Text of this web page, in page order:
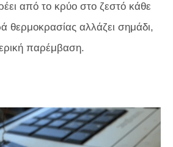
από το κρύο στο ζεστό κάθε
θερμοκρασίας αλλάζει σημάδι,
παρέμβαση.